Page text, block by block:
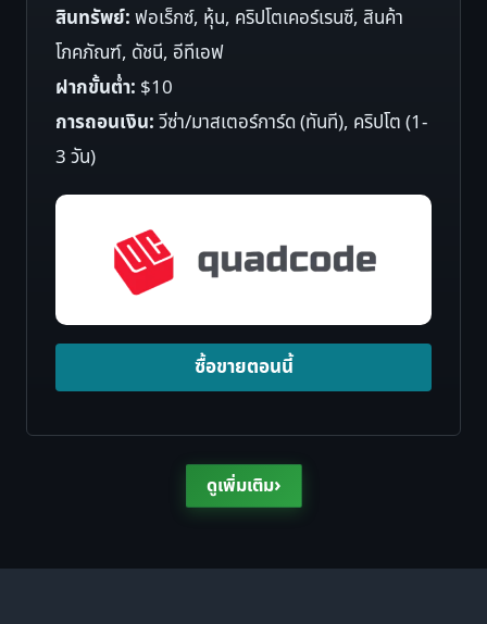
สินทรัพย์:ฟอเร็กซ์, หุ้น, คริปโตเคอร์เรนซี, สินค้า
โภคภัณฑ์, ดัชนี, อีทีเอฟ
ฝากขั้นต่ำ: $10
การถอนเงิน:วีซ่า/มาสเตอร์การ์ด (ทันที), คริปโต (1-
3 วัน)
ซื้อขายตอนนี้
ดูเพิ่มเติม›